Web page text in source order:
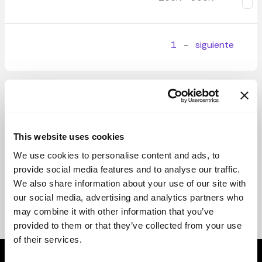
This website uses cookies
We use cookies to personalise content and ads, to
provide social media features and to analyse our traffic.
We also share information about your use of our site with
our social media, advertising and analytics partners who
may combine it with other information that you’ve
provided to them or that they’ve collected from your use
of their services.
1 - siguiente